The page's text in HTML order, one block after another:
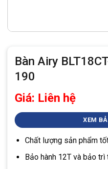
Bàn Airy
190
Giá: Liên hệ
XEM
Chất lượng sản phẩm
Bảo hành 12T và bảo